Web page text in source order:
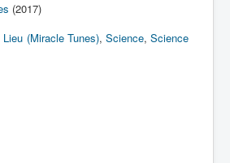
(2017)
Lieu (Miracle Tunes), Science,Science